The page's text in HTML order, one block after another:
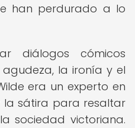
han perdurado a lo
diálogos cómicos
la ironía y el
era un experto en
sátira para resaltar
sociedad victoriana.